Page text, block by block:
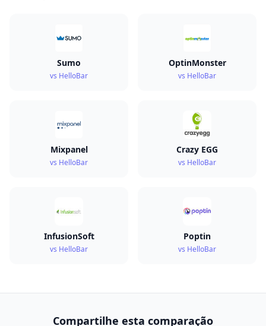
Sumo
vs HelloBar
OptinMonster
vs HelloBar
Mixpanel
vs HelloBar
Crazy EGG
vs HelloBar
InfusionSoft
vs HelloBar
Poptin
vs HelloBar
Compartilhe esta comparação